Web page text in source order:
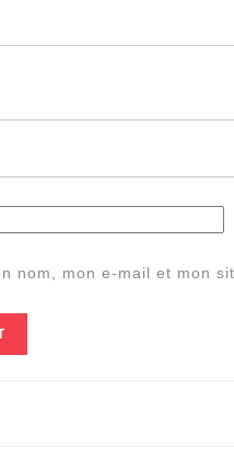
nom, mon e-mail et mon